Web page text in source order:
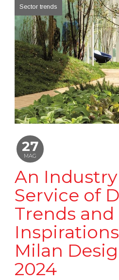
Sector trends
27
MAG
An
Service of
Trends and
Milan
2024